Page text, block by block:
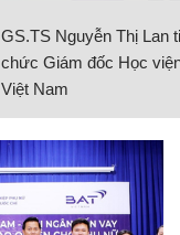
GS.TS Nguyễn Thị Lan
chức Giám đốc Học
Việt Nam